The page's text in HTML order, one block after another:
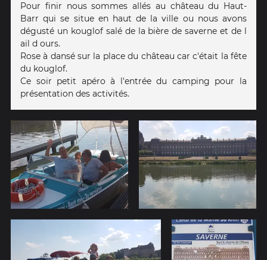
Pour finir nous sommes allés au château du Haut-
Barr qui se situe en haut de la ville ou nous avons
dégusté un kouglof salé de la bière de saverne et de l
ail d ours.
Rose à dansé sur la place du château car c'était la fête
du kouglof.
Ce soir petit apéro à l'entrée du camping pour la
présentation des activités.